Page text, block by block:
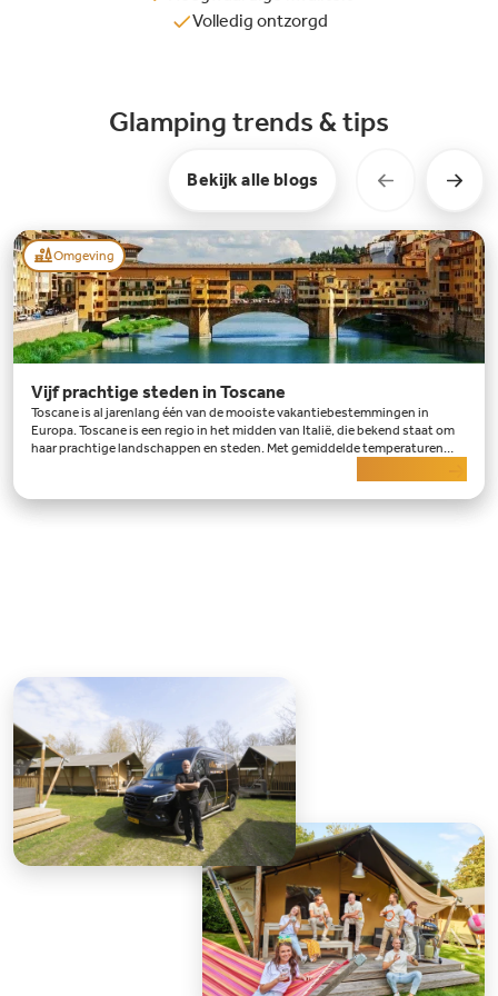
een korte wandeling naar beneden ben je bij het strand. Geen zin in een
wandeling? In het hoogseizoen pendelt gratis treintje de hele dag op en
Volledig ontzorgd
Glamping trends & tips
Bekijk alle blogs
Omgeving
Vijf prachtige steden in Toscane
Toscane is al jarenlang één van de mooiste vakantiebestemmingen in
Europa. Toscane is een regio in het midden van Italië, die bekend staat om
haar prachtige landschappen en steden. Met gemiddelde temperaturen